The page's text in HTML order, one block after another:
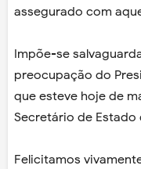
assegurado com
Impõe-se
preocupação do
que esteve hoje de
Secretário de Estado
Felicitamos